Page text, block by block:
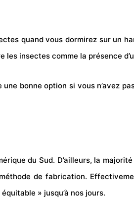
quand vous dormirez sur un
insectes comme la présence
bonne option si vous n’avez
du Sud. D’ailleurs, la
de fabrication.
» jusqu’à nos jours.